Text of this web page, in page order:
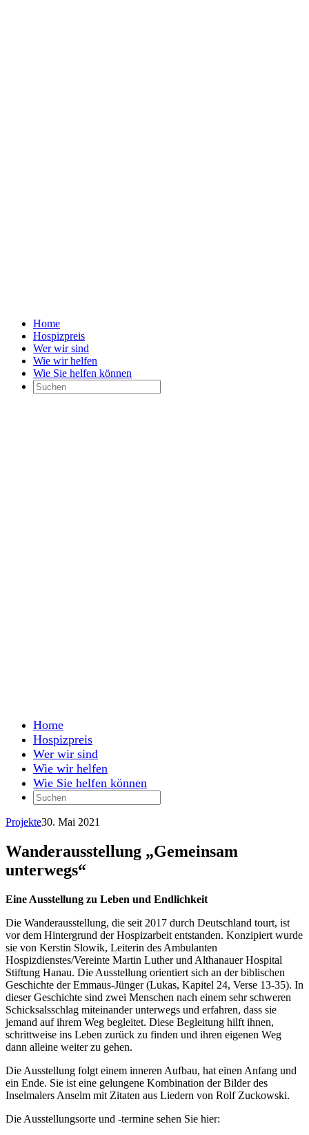
Home
Hospizpreis
Wer wir sind
Wie wir helfen
Wie Sie helfen können
Home
Hospizpreis
Wer wir sind
Wie wir helfen
Wie Sie helfen können
Projekte30. Mai 2021
Wanderausstellung „Gemeinsam
unterwegs“
Eine Ausstellung zu Leben und Endlichkeit
Die Wanderausstellung, die seit 2017 durch Deutschland tourt, ist
vor dem Hintergrund der Hospizarbeit entstanden. Konzipiert wurde
sie von Kerstin Slowik, Leiterin des Ambulanten
Hospizdienstes/Vereinte Martin Luther und Althanauer Hospital
Stiftung Hanau. Die Ausstellung orientiert sich an der biblischen
Geschichte der Emmaus-Jünger (Lukas, Kapitel 24, Verse 13-35). In
dieser Geschichte sind zwei Menschen nach einem sehr schweren
Schicksalsschlag miteinander unterwegs und erfahren, dass sie
jemand auf ihrem Weg begleitet. Diese Begleitung hilft ihnen,
schrittweise ins Leben zurück zu finden und ihren eigenen Weg
dann alleine weiter zu gehen.
Die Ausstellung folgt einem inneren Aufbau, hat einen Anfang und
ein Ende. Sie ist eine gelungene Kombination der Bilder des
Inselmalers Anselm mit Zitaten aus Liedern von Rolf Zuckowski.
Die Ausstellungsorte und -termine sehen Sie hier: